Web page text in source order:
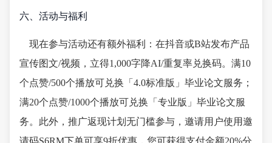
六、活动与福利
现在参与活动还有额外福利：在抖音或B站发布产品
宣传图文/视频，立得1,000字降AI/重复率兑换码。满10
个点赞/500个播放可兑换「4.0标准版」毕业论文服务；
满20个点赞/1000个播放可兑换「专业版」毕业论文服
务。此外，推广返现计划无门槛参与，邀请用户使用邀
请码S6RM下单可享9折优惠，您可获得支付金额20%分